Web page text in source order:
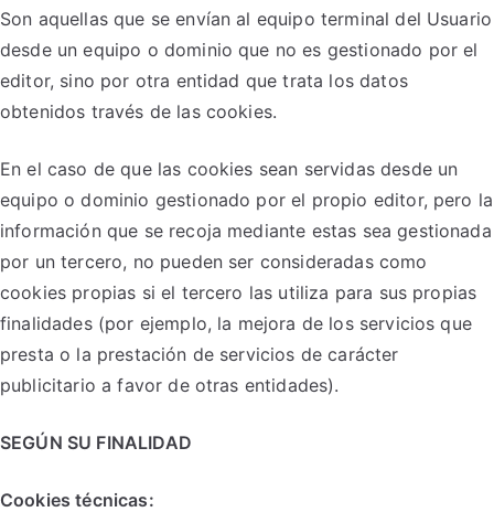
Son aquellas que se envían al equipo terminal del Usuario
desde un equipo o dominio que no es gestionado por el
editor, sino por otra entidad que trata los datos
obtenidos través de las cookies.
En el caso de que las cookies sean servidas desde un
equipo o dominio gestionado por el propio editor, pero la
información que se recoja mediante estas sea gestionada
por un tercero, no pueden ser consideradas como
cookies propias si el tercero las utiliza para sus propias
finalidades (por ejemplo, la mejora de los servicios que
presta o la prestación de servicios de carácter
publicitario a favor de otras entidades).
SEGÚN SU FINALIDAD
Cookies técnicas: